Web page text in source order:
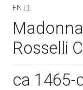
EN IT
Rosselli
ca